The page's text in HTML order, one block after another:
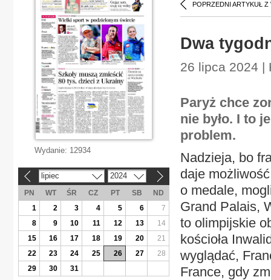
POPRZEDNI ARTYKUŁ Z
Dwa
26 lipca 2024 |
Paryż chce
nie było. I to
problem.
Nadzieja, bo
daje
o medale,
Grand Palais,
to olimpijskie
kościoła
wyglądać,
France, gdy
Wydanie: 12934
lipiec 2024
PN WT ŚR CZ PT SB
ND
1
2 3 4 5 6
7
8
9 10 11 12 13
14
15
16 17 18 19 20
21
22
23 24 25 26 27
28
29
30 31